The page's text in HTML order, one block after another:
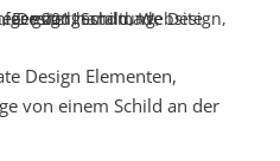
Design Elementen,
von einem Schild an der